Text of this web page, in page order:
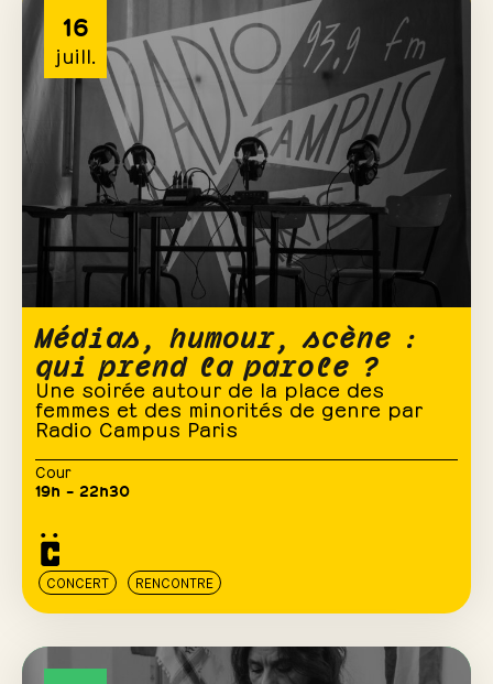
16
juill.
Médias, humour, scène :
qui prend la parole ?
Une soirée autour de la place des
femmes et des minorités de genre par
Radio Campus Paris
Cour
19h – 22h30
CONCERT RENCONTRE